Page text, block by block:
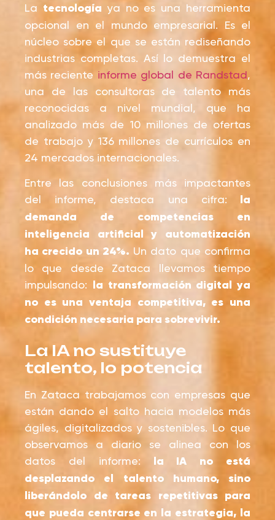
La tecnología ya no es una herramienta
opcional en el mundo empresarial. Es el
núcleo sobre el que se están rediseñando
industrias completas. Así lo demuestra el
más reciente informe global de Randstad,
una de las consultoras de talento más
reconocidas a nivel mundial, que ha
analizado más de 10 millones de ofertas
de trabajo y 136 millones de currículos en
24 mercados internacionales.
Entre las conclusiones más impactantes
del informe, destaca una cifra: la
demanda de competencias en
inteligencia artificial y automatización
ha crecido un 24%. Un dato que confirma
lo que desde Zataca llevamos tiempo
impulsando: la transformación digital ya
no es una ventaja competitiva, es una
condición necesaria para sobrevivir.
La IA no sustituye
talento, lo potencia
En Zataca trabajamos con empresas que
están dando el salto hacia modelos más
ágiles, digitalizados y sostenibles. Lo que
observamos a diario se alinea con los
datos del informe: la IA no está
desplazando el talento humano, sino
liberándolo de tareas repetitivas para
que pueda centrarse en la estrategia, la